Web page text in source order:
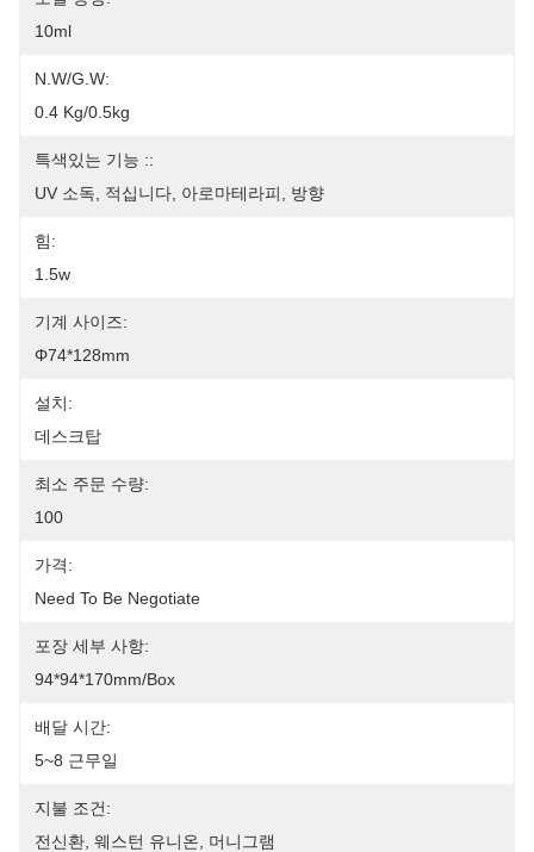
10ml
N.W/G.W:
0.4 Kg/0.5kg
특색있는 기능 ::
UV 소독, 적십니다, 아로마테라피, 방향
힘:
1.5w
기계 사이즈:
Φ74*128mm
설치:
데스크탑
최소 주문 수량:
100
가격:
Need To Be Negotiate
포장 세부 사항:
94*94*170mm/box
배달 시간:
5~8 근무일
지불 조건:
전신환, 웨스턴 유니온, 머니그램